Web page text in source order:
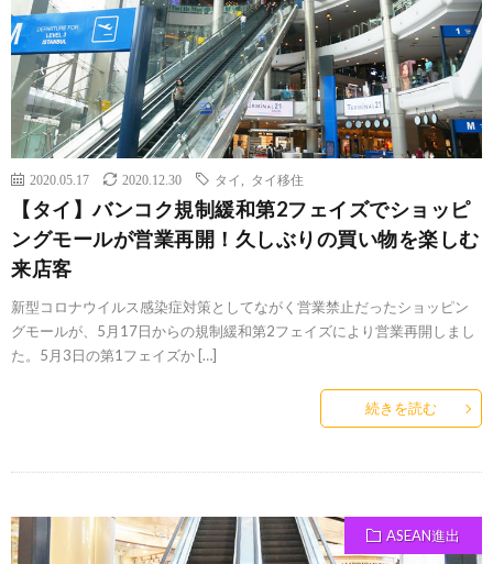
2020.05.17 2020.12.30 タイ タイ移住
【タイ】バンコク規制緩和第2フェイズでショッピ
ングモールが営業再開！久しぶりの買い物を楽しむ
来店客
新型コロナウイルス感染症対策としてながく営業禁止だったショッピン
グモールが、5月17日からの規制緩和第2フェイズにより営業再開しまし
た。5月3日の第1フェイズか […]
続きを読む
ASEAN進出